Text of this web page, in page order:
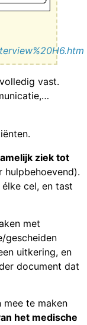
vast.
ziek tot
hulpbehoevend).
cel, en tast
met
gescheiden
uitkering, en
document dat
mee te maken
het medische